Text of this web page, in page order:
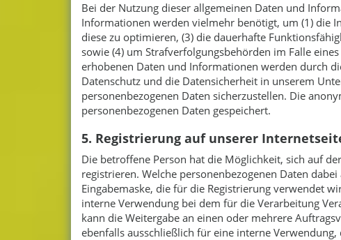
Bei der Nutzung dieser allgemeinen Daten und
Informationen werden vielmehr benötigt, um (1) die
diese zu optimieren, (3) die dauerhafte
sowie (4) um Strafverfolgungsbehörden im Falle
erhobenen Daten und Informationen werden durch
Datenschutz und die Datensicherheit in unserem
personenbezogenen Daten sicherzustellen. Die
personenbezogenen Daten gespeichert.
5. Registrierung auf unserer
Die betroffene Person hat die Möglichkeit, sich auf
registrieren. Welche personenbezogenen Daten
Eingabemaske, die für die Registrierung verwendet
interne Verwendung bei dem für die Verarbeitung
kann die Weitergabe an einen oder mehrere
ebenfalls ausschließlich für eine interne